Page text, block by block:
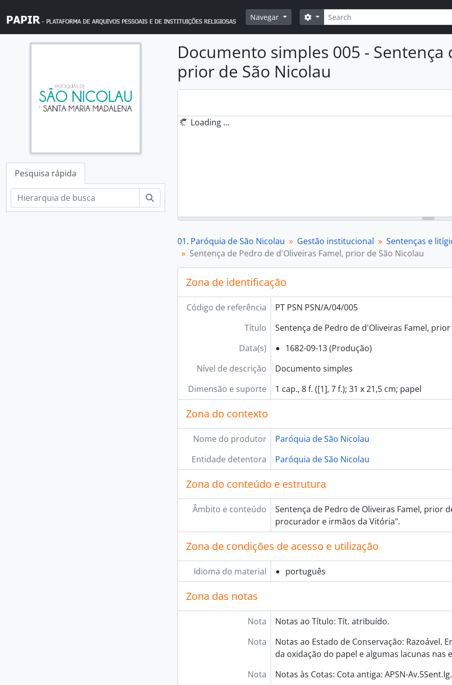
Navegar
Pesquisar
Opções de busca
Pesquisa rápida
Documento simples 005 -
prior de São Nicolau
Loading ...
01. Paróquia de São Nicolau Gestão institucional
Sentenças e
Sentença de Pedro de d'Oliveiras Famel, prior de São Nicolau
Zona de identificação
Código de referência
PT PSN PSN/A/04/005
Título
Sentença de Pedro de d'Oliveiras Famel,
Data(s)
1682-09-13 (Produção)
Nível de descrição
Documento simples
Dimensão e suporte
1 cap., 8 f. ([1], 7 f.); 31 x 21,5 cm; papel
Zona do contexto
Nome do produtor
Paróquia de São Nicolau
Entidade detentora
Paróquia de São Nicolau
Zona do conteúdo e estrutura
Âmbito e conteúdo
Sentença de Pedro de Oliveiras Famel, prior
procurador e irmãos da Vitória".
Zona de condições de acesso e utilização
Idioma do material português
Zona das notas
Nota
Notas ao Título: Tít. atribuído.
Nota
Notas ao Estado de Conservação: Razoável.
da oxidação do papel e algumas lacunas nas
Nota
Notas às Cotas: Cota antiga: APSN-